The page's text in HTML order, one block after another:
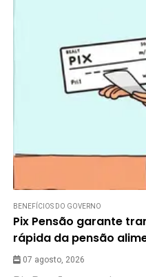
BENEFÍCIOS DO GOVERNO
Pix Pensão garante
rápida da pensão
07 agosto, 2026